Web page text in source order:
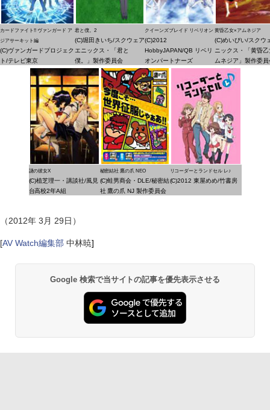
カードファイト!! ヴァンガード ア
ジアサーキット編
(C)ヴァンガードプロジェク
ト/テレビ東京
君と僕。2
(C)堀田きいち/スクウェア
エニックス・「君と
僕。」製作委員会
クイーンズブレイド リベリオン
(C)2012
HobbyJAPAN/QB リベリ
オンパートナーズ
黄昏乙女×アムネジア
(C)めいびい/スクウ
ニックス・「黄昏
ムネジア」製作委員
謎の彼女X
(C)植芝理一・講談社/風見
台高校2年A組
秘密結社 鷹の爪 NEO
(C)蛙男商会・DLE/秘密結
社 鷹の爪 NJ 製作委員会
リコーダーとランドセル レ♪
(C)2012 東屋めめ/竹書房
（2012年 3月 29日）
[AV Watch編集部 中林暁]
Google 検索で当サイトの記事を優先表示させる